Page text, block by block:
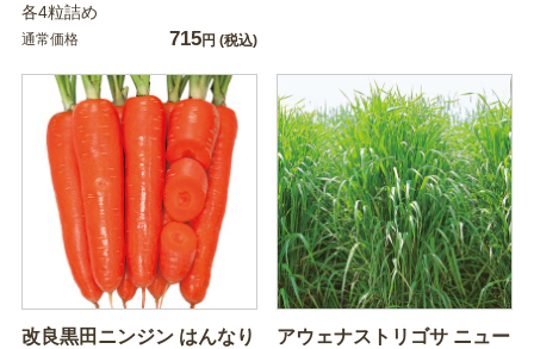
各4粒詰め
通常価格 715円 (税込)
改良黒田ニンジン はんなり
アウェナストリゴサ ニュー